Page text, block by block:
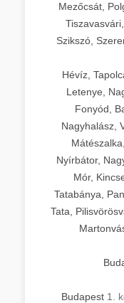
Mezőcsát,
Szikszó,
Hévíz,
Letenye,
Fonyód,
Nagyhalász,
Nyírbátor,
Mór,
Tatabánya,
Tata,
Budapest 1.